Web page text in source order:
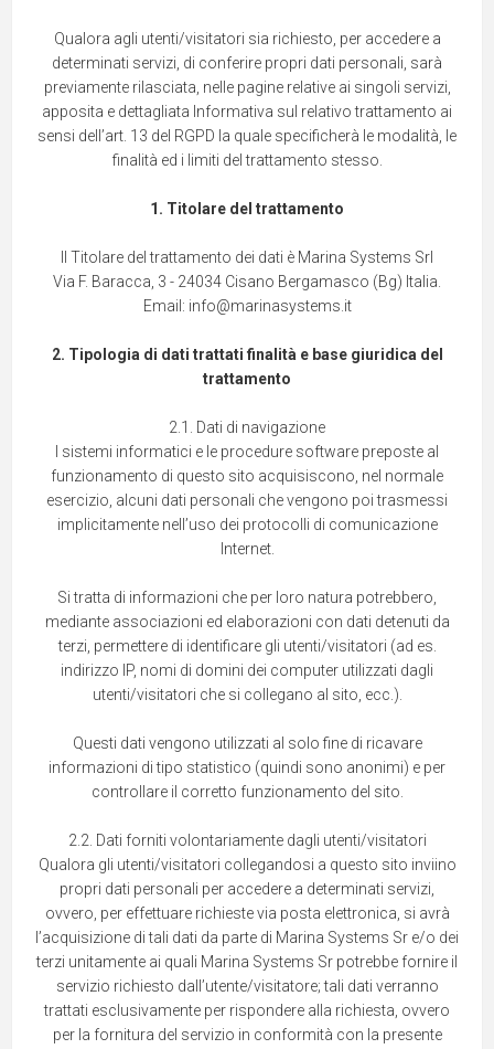
Qualora agli utenti/visitatori sia richiesto, per accedere a
determinati servizi, di conferire propri dati personali, sarà
previamente rilasciata, nelle pagine relative ai singoli servizi,
apposita e dettagliata Informativa sul relativo trattamento ai
sensi dell’art. 13 del RGPD la quale specificherà le modalità, le
finalità ed i limiti del trattamento stesso.
1. Titolare del trattamento
Il Titolare del trattamento dei dati è Marina Systems Srl
Via F. Baracca, 3 - 24034 Cisano Bergamasco (Bg) Italia.
Email: info@marinasystems.it
2. Tipologia di dati trattati finalità e base giuridica del
trattamento
2.1. Dati di navigazione
I sistemi informatici e le procedure software preposte al
funzionamento di questo sito acquisiscono, nel normale
esercizio, alcuni dati personali che vengono poi trasmessi
implicitamente nell’uso dei protocolli di comunicazione
Internet.
Si tratta di informazioni che per loro natura potrebbero,
mediante associazioni ed elaborazioni con dati detenuti da
terzi, permettere di identificare gli utenti/visitatori (ad es.
indirizzo IP, nomi di domini dei computer utilizzati dagli
utenti/visitatori che si collegano al sito, ecc.).
Questi dati vengono utilizzati al solo fine di ricavare
informazioni di tipo statistico (quindi sono anonimi) e per
controllare il corretto funzionamento del sito.
2.2. Dati forniti volontariamente dagli utenti/visitatori
Qualora gli utenti/visitatori collegandosi a questo sito inviino
propri dati personali per accedere a determinati servizi,
ovvero, per effettuare richieste via posta elettronica, si avrà
l’acquisizione di tali dati da parte di Marina Systems Sr e/o dei
terzi unitamente ai quali Marina Systems Sr potrebbe fornire il
servizio richiesto dall’utente/visitatore; tali dati verranno
trattati esclusivamente per rispondere alla richiesta, ovvero
per la fornitura del servizio in conformità con la presente